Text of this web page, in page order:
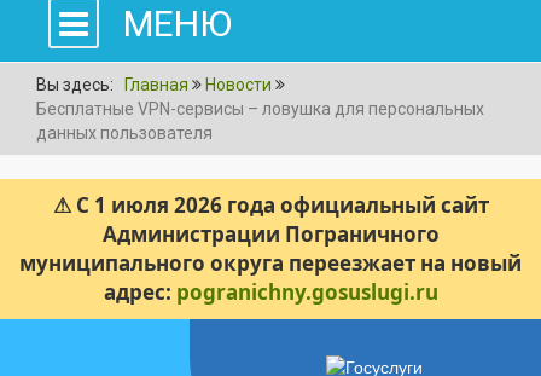
МЕНЮ
Вы здесь: Главная
Новости
Бесплатные VPN-сервисы – ловушка для персональных
данных пользователя
⚠ С 1 июля 2026 года официальный сайт
Администрации Пограничного
муниципального округа переезжает на новый
адрес: pogranichny.gosuslugi.ru